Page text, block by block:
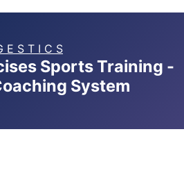
E S T I C S
Sports Training -
System